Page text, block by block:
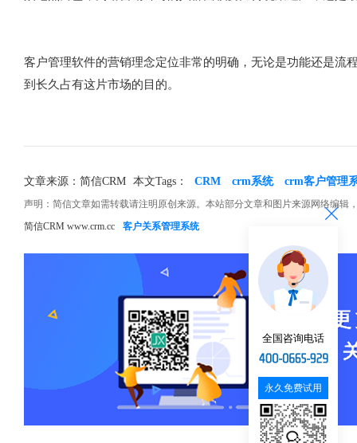
客户管理软件的营销理念定位非常的明确，无论是功能还是流
到长久占有这片市场的目的。
文章来源：简信CRM 本文Tags： CRM crm系统 crm客户管理
声明：简信文章如需转载请注明原创来源。本站部分文章和图片来源网络编
简信CRM www.crm.cc
客户关系管理系统
全国咨询电话
永久免费试用